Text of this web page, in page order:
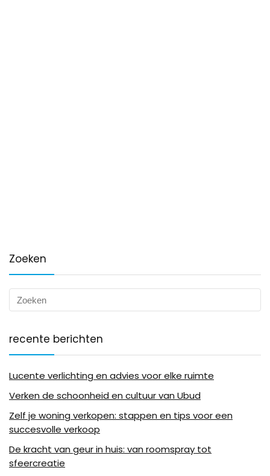
Zoeken
recente berichten
Lucente verlichting en advies voor elke ruimte
Verken de schoonheid en cultuur van Ubud
Zelf je woning verkopen: stappen en tips voor een
succesvolle verkoop
De kracht van geur in huis: van roomspray tot
sfeercreatie